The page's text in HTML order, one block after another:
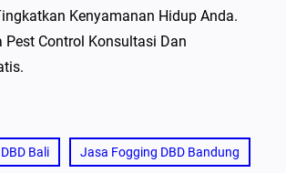
Kenyamanan Hidup Anda.
Pest Control Konsultasi Dan
Bali Jasa Fogging DBD Bandung